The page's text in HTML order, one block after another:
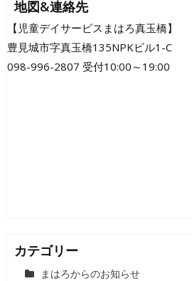
ビ
ゲ
地図&連絡先
【児童デイサービスまはろ真玉橋】
豊見城市字真玉橋135NPKビル1-C
098-996-2807 受付10:00～19:00
カテゴリー
まはろからのお知らせ